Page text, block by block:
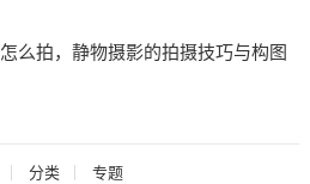
么拍，静物摄影的拍摄技巧与构图
分类 专题